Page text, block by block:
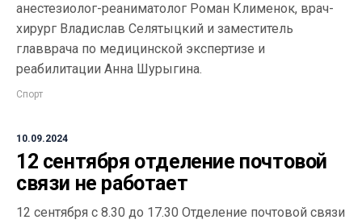
анестезиолог-реаниматолог Роман Клименок, врач-
хирург Владислав Селятыцкий и заместитель
главврача по медицинской экспертизе и
реабилитации Анна Шурыгина.
Спорт
10.09.2024
12 сентября отделение почтовой
связи не работает
12 сентября с 8.30 до 17.30 Отделение почтовой связи